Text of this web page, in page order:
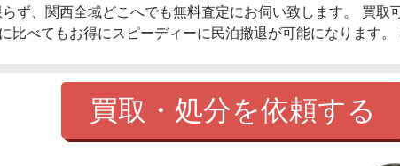
ず、関西全域どこへでも無料査定にお伺い致します。 買
比べてもお得にスピーディーに民泊撤退が可能になります。
買取・処分を依頼する